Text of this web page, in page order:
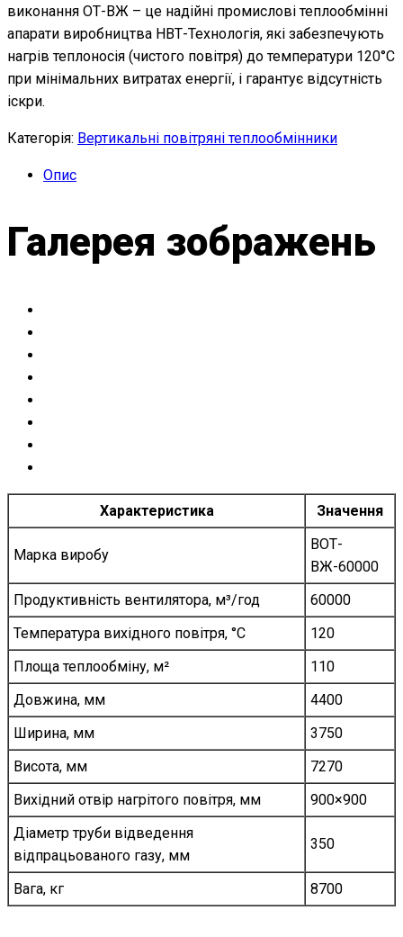
виконання ОТ-ВЖ – це надійні промислові теплообмінні
апарати виробництва НВТ-Технологія, які забезпечують
нагрів теплоносія (чистого повітря) до температури 120°С
при мінімальних витратах енергії, і гарантує відсутність
іскри.
Категорія: Вертикальні повітряні теплообмінники
Опис
Галерея зображень
Характеристика Значення
Марка виробу
ВОТ-
ВЖ-60000
Продуктивність вентилятора, м³/год
60000
Температура вихідного повітря, °C
120
Площа теплообміну, м²
110
Довжина, мм
4400
Ширина, мм
3750
Висота, мм
7270
Вихідний отвір нагрітого повітря, мм
900×900
Діаметр труби відведення
відпрацьованого газу, мм
350
Вага, кг 8700